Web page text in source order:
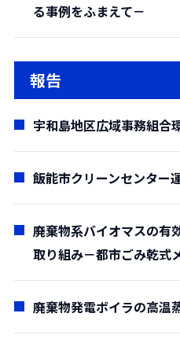
る事例をふまえて－
中島 大輔*・
2012年の再生可能エネ
オマス発電所などのい
設が進んでいる。また
自由化以降，需要家に
気事業者には業者間の
以外での差別化が求め
の一つとして電力の地
報告
宇和島地区広域事務組合
(要約)
2017年9月に宇和島地
予地域の宇和島市，松
飯能市クリーンセンター
(要約)
当社が2013年4月に飯
廃棄物系バイオマスの有
取り組み－都市ごみ乾式
廃棄物発電ボイラの高温